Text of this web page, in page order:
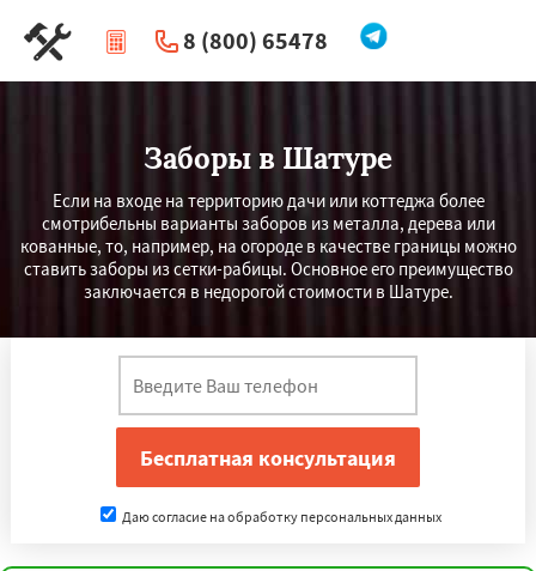
8 (800) 65478
| Перезвоните мне
Заборы в Шатуре
Если на входе на территорию дачи или коттеджа более
смотрибельны варианты заборов из металла, дерева или
кованные, то, например, на огороде в качестве границы можно
ставить заборы из сетки-рабицы. Основное его преимущество
заключается в недорогой стоимости в Шатуре.
Даю согласие на обработку персональных данных